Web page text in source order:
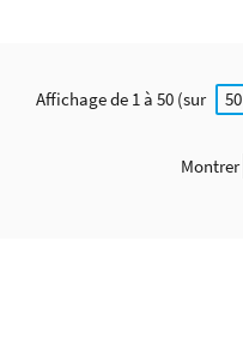
Affichage de 1 à 50 (sur 50
Montrer